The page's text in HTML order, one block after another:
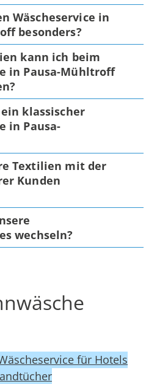
Wäscheservice in
besonders?
kann ich beim
in Pausa-Mühltroff
klassischer
in Pausa-
Textilien mit der
Kunden
wechseln?
für Hotels